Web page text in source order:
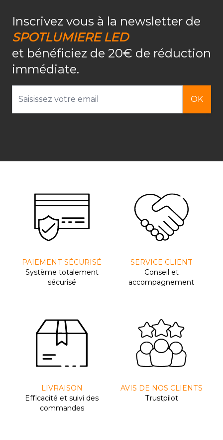
Inscrivez vous à la newsletter de
SPOTLUMIERE LED
et bénéficiez de 20€ de réduction
immédiate.
OK
PAIEMENT SÉCURISÉ
Système totalement
sécurisé
SERVICE CLIENT
Conseil et
accompagnement
LIVRAISON
Efﬁcacité et suivi des
commandes
AVIS DE NOS CLIENTS
Trustpilot